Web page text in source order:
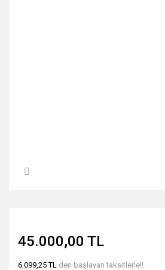
45.000,00 TL
6.099,25 TL den başlayan taksitlerle!!